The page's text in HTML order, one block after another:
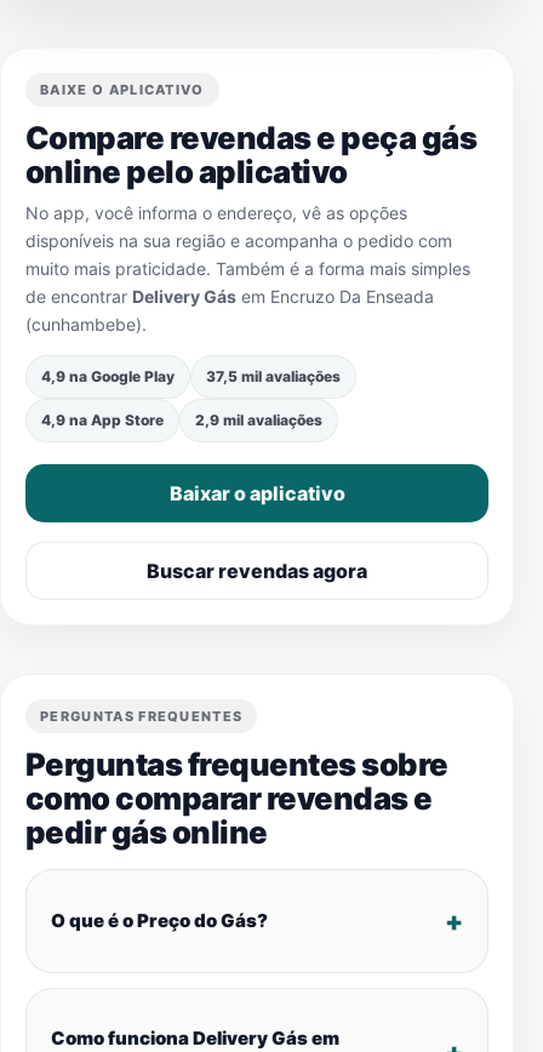
BAIXE O APLICATIVO
Compare revendas e peça gás
online pelo aplicativo
No app, você informa o endereço, vê as opções
disponíveis na sua região e acompanha o pedido com
muito mais praticidade. Também é a forma mais simples
de encontrar Delivery Gás em Encruzo Da Enseada
(cunhambebe).
4,9 na Google Play 37,5 mil avaliações
4,9 na App Store 2,9 mil avaliações
Baixar o aplicativo
Buscar revendas agora
PERGUNTAS FREQUENTES
Perguntas frequentes sobre
como comparar revendas e
pedir gás online
O que é o Preço do Gás?
Como funciona Delivery Gás em